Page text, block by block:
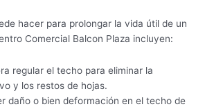
hacer para prolongar la vida útil de un
Comercial Balcon Plaza incluyen:
regular el techo para eliminar la
y los restos de hojas.
daño o bien deformación en el techo de